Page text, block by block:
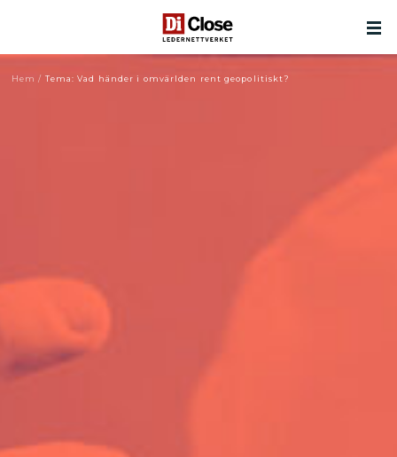
Hem / Tema: Vad händer i omvärlden rent geopolitiskt?